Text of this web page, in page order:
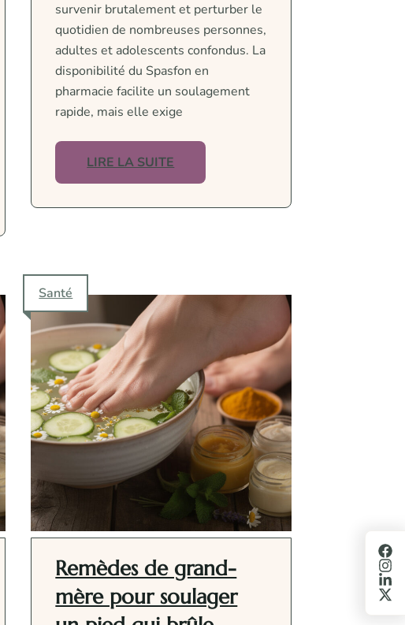
survenir brutalement et perturber le
quotidien de nombreuses personnes,
adultes et adolescents confondus. La
disponibilité du Spasfon en
pharmacie facilite un soulagement
rapide, mais elle exige
LIRE LA SUITE
Santé
Remèdes de grand-
mère pour soulager